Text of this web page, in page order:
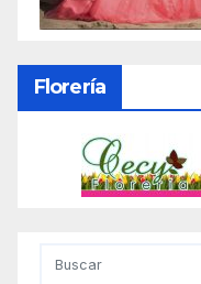
Florería